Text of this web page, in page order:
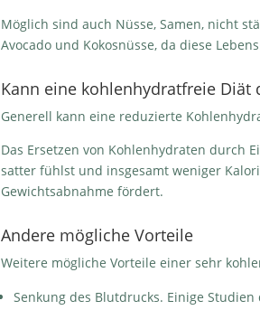
Möglich sind auch Nüsse, Samen, nicht
Avocado und Kokosnüsse, da diese
Kann eine kohlenhydratfreie
Generell kann eine reduzierte
Das Ersetzen von Kohlenhydraten durch
satter fühlst und insgesamt weniger
Gewichtsabnahme fördert.
Andere mögliche Vorteile
Weitere mögliche Vorteile einer sehr
Senkung des Blutdrucks. Einige